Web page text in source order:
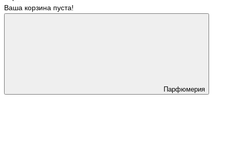
Ваша корзина пуста!
Парфюмерия